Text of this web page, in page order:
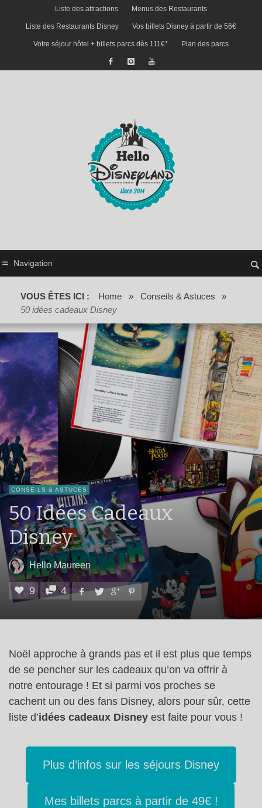
Liste des attractions Menus des Restaurants
Liste des Restaurants Disney Vos billets Disney à partir de 56€
Votre séjour hôtel + billets parcs dès 111€* Plan des parcs
Navigation
VOUS ÊTES ICI : Home » Conseils & Astuces
»
50 idées cadeaux Disney
CONSEILS & ASTUCES
50 Idées Cadeaux
Disney
Hello Maureen
9 4
Noël approche à grands pas et il est plus que temps
de se pencher sur les cadeaux qu’on va offrir à
notre entourage ! Et si parmi vos proches se
cachent un ou des fans Disney, alors pour sûr, cette
liste d’idées cadeaux Disney est faite pour vous !
Plus d’infos sur les séjours Disney
Mes billets parcs à partir de 49€ !